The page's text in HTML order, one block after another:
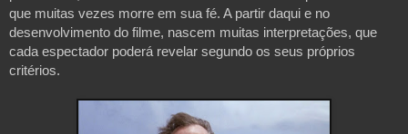
que muitas vezes morre em sua fé. A partir daqui e no
desenvolvimento do filme, nascem muitas interpretações, que
cada espectador poderá revelar segundo os seus próprios
critérios.